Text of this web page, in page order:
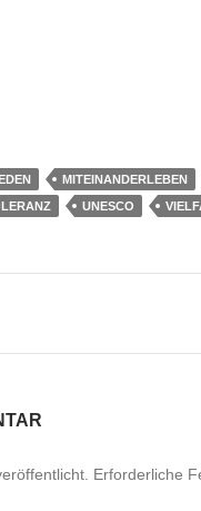
MITEINANDERLEBEN
UNESCO
Erforderliche